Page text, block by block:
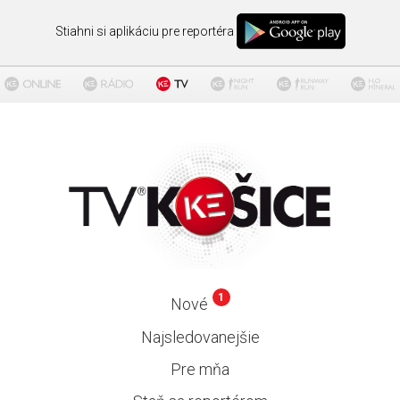
Stiahni si aplikáciu pre reportéra
Nové 1
Najsledovanejšie
Pre mňa